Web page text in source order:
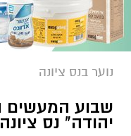
נוער בנס ציונה
יהודה" נס ציונה